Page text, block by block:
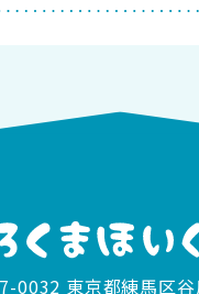
0032 東京都練馬区